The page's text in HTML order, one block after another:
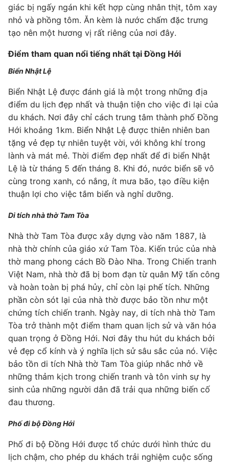
giác bị ngấy ngán khi kết hợp cùng nhân thịt, tôm xay
nhỏ và phồng tôm. Ăn kèm là nước chấm đặc trưng
tạo nên một hương vị rất riêng của nơi đây.
Điểm tham quan nổi tiếng nhất tại Đồng Hới
Biển Nhật Lệ
Biển Nhật Lệ được đánh giá là một trong những địa
điểm du lịch đẹp nhất và thuận tiện cho việc đi lại của
du khách. Nơi đây chỉ cách trung tâm thành phố Đồng
Hới khoảng 1km. Biển Nhật Lệ được thiên nhiên ban
tặng vẻ đẹp tự nhiên tuyệt vời, với không khí trong
lành và mát mẻ. Thời điểm đẹp nhất để đi biển Nhật
Lệ là từ tháng 5 đến tháng 8. Khi đó, nước biển sẽ vô
cùng trong xanh, có nắng, ít mưa bão, tạo điều kiện
thuận lợi cho việc tắm biển và nghỉ dưỡng.
Di tích nhà thờ Tam Tòa
Nhà thờ Tam Tòa được xây dựng vào năm 1887, là
nhà thờ chính của giáo xứ Tam Tòa. Kiến trúc của nhà
thờ mang phong cách Bồ Đào Nha. Trong Chiến tranh
Việt Nam, nhà thờ đã bị bom đạn từ quân Mỹ tấn công
và hoàn toàn bị phá hủy, chỉ còn lại phế tích. Những
phần còn sót lại của nhà thờ được bảo tồn như một
chứng tích chiến tranh. Ngày nay, di tích nhà thờ Tam
Tòa trở thành một điểm tham quan lịch sử và văn hóa
quan trọng ở Đồng Hới. Nơi đây thu hút du khách bởi
vẻ đẹp cổ kính và ý nghĩa lịch sử sâu sắc của nó. Việc
bảo tồn di tích Nhà thờ Tam Tòa giúp nhắc nhở về
những thảm kịch trong chiến tranh và tôn vinh sự hy
sinh của những người dân đã trải qua những biến cố
đau thương.
Phố đi bộ Đồng Hới
Phố đi bộ Đồng Hới được tổ chức dưới hình thức du
lịch chậm, cho phép du khách trải nghiệm cuộc sống